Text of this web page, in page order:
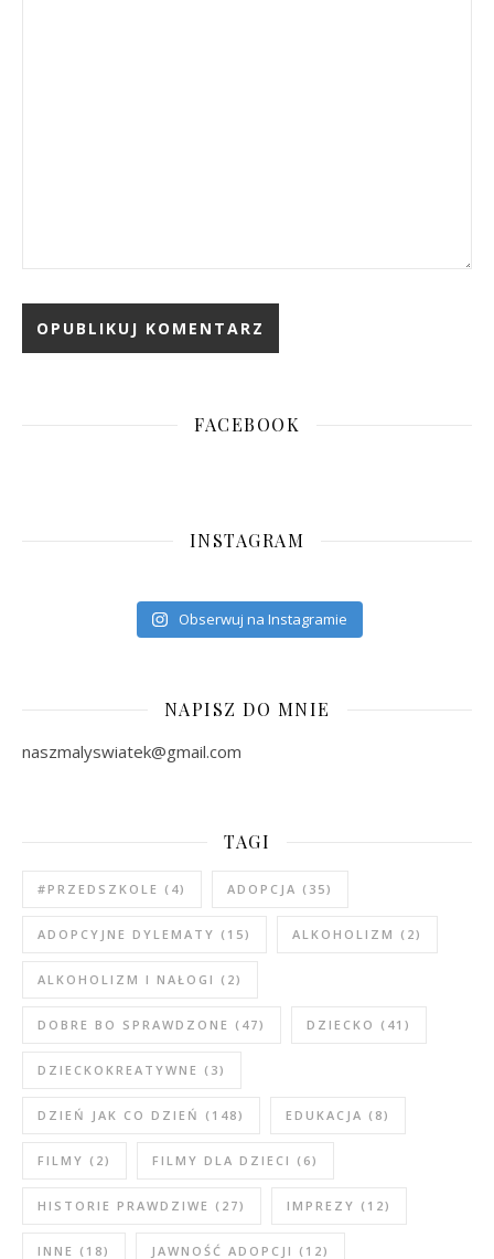
FACEBOOK
INSTAGRAM
Obserwuj na Instagramie
NAPISZ DO MNIE
naszmalyswiatek@gmail.com
TAGI
#PRZEDSZKOLE (4) ADOPCJA (35)
ADOPCYJNE DYLEMATY (15) ALKOHOLIZM (2)
ALKOHOLIZM I NAŁOGI (2)
DOBRE BO SPRAWDZONE (47) DZIECKO (41)
DZIECKOKREATYWNE (3)
DZIEŃ JAK CO DZIEŃ (148) EDUKACJA (8)
FILMY (2) FILMY DLA DZIECI (6)
HISTORIE PRAWDZIWE (27) IMPREZY (12)
INNE (18) JAWNOŚĆ ADOPCJI (12)